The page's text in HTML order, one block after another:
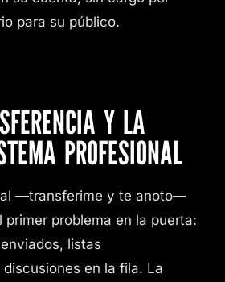
para su público.
Y LA
PROFESIONAL
—transferime y te anoto—
problema en la puerta:
listas
en la fila. La